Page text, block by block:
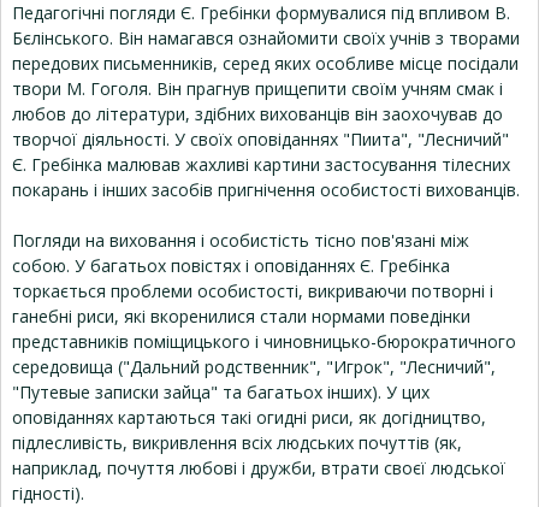
Педагогічні погляди Є. Гребінки формувалися під впливом В.
Бєлінського. Він намагався ознайомити своїх учнів з творами
передових письменників, серед яких особливе місце посідали
твори М. Гоголя. Він прагнув прищепити своїм учням смак і
любов до літератури, здібних вихованців він заохочував до
творчої діяльності. У своїх оповіданнях "Пиита", "Лесничий"
Є. Гребінка малював жахливі картини застосування тілесних
покарань і інших засобів пригнічення особистості вихованців.
Погляди на виховання і особистість тісно пов'язані між
собою. У багатьох повістях і оповіданнях Є. Гребінка
торкається проблеми особистості, викриваючи потворні і
ганебні риси, які вкоренилися стали нормами поведінки
представників поміщицького і чиновницько-бюрократичного
середовища ("Дальний родственник", "Игрок", "Лесничий",
"Путевые записки зайца" та багатьох інших). У цих
оповіданнях картаються такі огидні риси, як догідництво,
підлесливість, викривлення всіх людських почуттів (як,
наприклад, почуття любові і дружби, втрати своєї людської
гідності).